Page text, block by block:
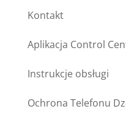
Kontakt
Aplikacja Control
Instrukcje obsługi
Ochrona Telefonu